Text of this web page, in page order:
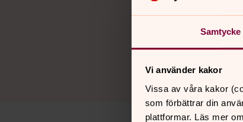
Samtycke
Vi använder kakor
Vissa av våra kakor
som förbättrar din
plattformar. Läs mer